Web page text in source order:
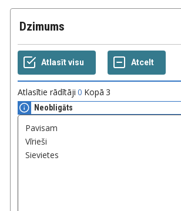
Dzimums
Atlasītie rādītāji 0 Kopā 3
Neobligāts